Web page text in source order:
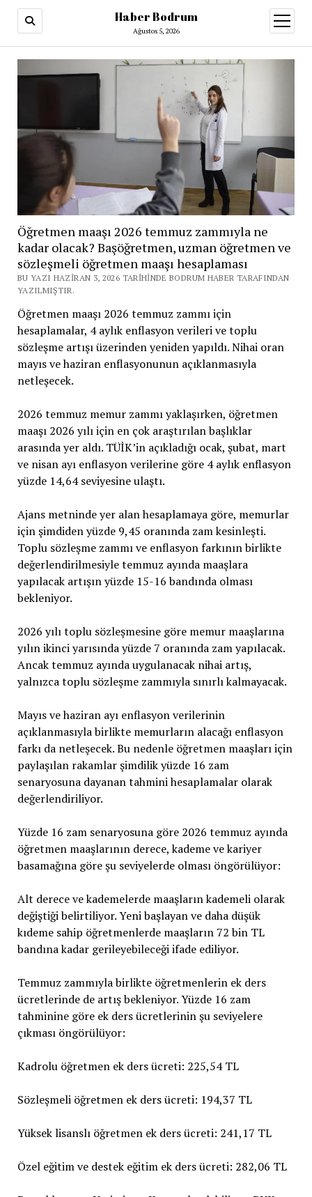
Haber Bodrum
Ağustos 5, 2026
aç
Öğretmen maaşı 2026 temmuz zammıyla ne
kadar olacak? Başöğretmen, uzman öğretmen ve
sözleşmeli öğretmen maaşı hesaplaması
BU YAZI HAZIRAN 3, 2026 TARIHINDE BODRUM HABER TARAFINDAN
YAZILMIŞTIR.
Öğretmen maaşı 2026 temmuz zammı için
hesaplamalar, 4 aylık enflasyon verileri ve toplu
sözleşme artışı üzerinden yeniden yapıldı. Nihai oran
mayıs ve haziran enflasyonunun açıklanmasıyla
netleşecek.
2026 temmuz memur zammı yaklaşırken, öğretmen
maaşı 2026 yılı için en çok araştırılan başlıklar
arasında yer aldı. TÜİK’in açıkladığı ocak, şubat, mart
ve nisan ayı enflasyon verilerine göre 4 aylık enflasyon
yüzde 14,64 seviyesine ulaştı.
Ajans metninde yer alan hesaplamaya göre, memurlar
için şimdiden yüzde 9,45 oranında zam kesinleşti.
Toplu sözleşme zammı ve enflasyon farkının birlikte
değerlendirilmesiyle temmuz ayında maaşlara
yapılacak artışın yüzde 15-16 bandında olması
bekleniyor.
2026 yılı toplu sözleşmesine göre memur maaşlarına
yılın ikinci yarısında yüzde 7 oranında zam yapılacak.
Ancak temmuz ayında uygulanacak nihai artış,
yalnızca toplu sözleşme zammıyla sınırlı kalmayacak.
Mayıs ve haziran ayı enflasyon verilerinin
açıklanmasıyla birlikte memurların alacağı enflasyon
farkı da netleşecek. Bu nedenle öğretmen maaşları için
paylaşılan rakamlar şimdilik yüzde 16 zam
senaryosuna dayanan tahmini hesaplamalar olarak
değerlendiriliyor.
Yüzde 16 zam senaryosuna göre 2026 temmuz ayında
öğretmen maaşlarının derece, kademe ve kariyer
basamağına göre şu seviyelerde olması öngörülüyor:
Alt derece ve kademelerde maaşların kademeli olarak
değiştiği belirtiliyor. Yeni başlayan ve daha düşük
kıdeme sahip öğretmenlerde maaşların 72 bin TL
bandına kadar gerileyebileceği ifade ediliyor.
Temmuz zammıyla birlikte öğretmenlerin ek ders
ücretlerinde de artış bekleniyor. Yüzde 16 zam
tahminine göre ek ders ücretlerinin şu seviyelere
çıkması öngörülüyor:
Kadrolu öğretmen ek ders ücreti: 225,54 TL
Sözleşmeli öğretmen ek ders ücreti: 194,37 TL
Yüksek lisanslı öğretmen ek ders ücreti: 241,17 TL
Özel eğitim ve destek eğitim ek ders ücreti: 282,06 TL